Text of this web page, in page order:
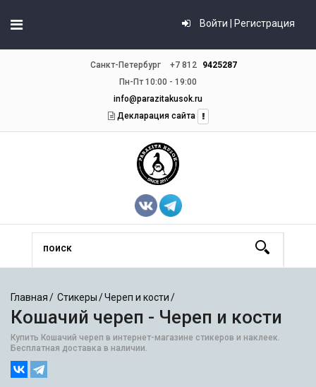
Войти | Регистрация
Санкт-Петербург +7 812
9425287
Пн-Пт 10:00 - 19:00
info@parazitakusok.ru
Декларация сайта
Главная Стикеры Череп и кости
Кошачий череп - Череп и кости
Купить Кошачий череп в интернет-магазине стикеров и наклеек.
Бесплатная доставка в наличии.